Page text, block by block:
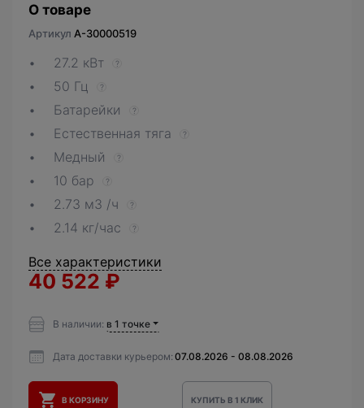
О товаре
Артикул A-30000519
27.2 кВт ?
50 Гц ?
Батарейки ?
Естественная тяга ?
Медный ?
10 бар ?
2.73 м3 /ч ?
2.14 кг/час ?
Все характеристики
40 522 ₽
В наличии: в 1 точке
Дата доставки курьером: 07.08.2026 - 08.08.2026
В КОРЗИНУ КУПИТЬ В 1 КЛИК